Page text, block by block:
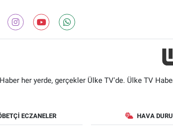
Haber her yerde, gerçekler Ülke TV'de. Ülke TV
ECZANELER HAVA